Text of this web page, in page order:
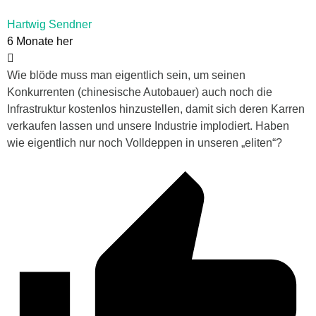
Hartwig Sendner
6 Monate her
Wie blöde muss man eigentlich sein, um seinen
Konkurrenten (chinesische Autobauer) auch noch die
Infrastruktur kostenlos hinzustellen, damit sich deren Karren
verkaufen lassen und unsere Industrie implodiert. Haben
wie eigentlich nur noch Volldeppen in unseren „eliten“?